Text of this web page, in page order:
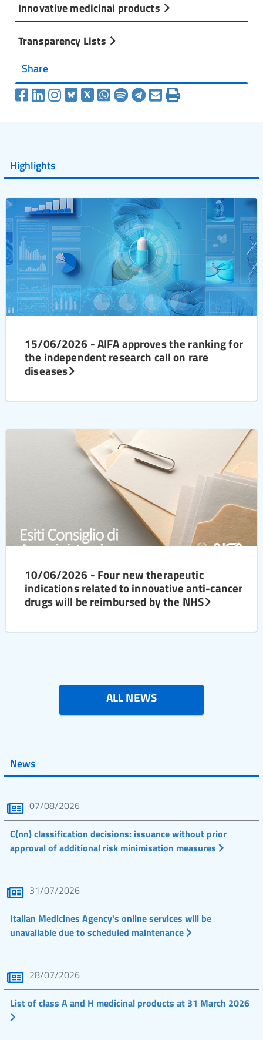
Innovative medicinal products
Transparency Lists
Share
Highlights
15/06/2026 - AIFA approves the ranking for
the independent research call on rare
diseases
10/06/2026 - Four new therapeutic
indications related to innovative anti-cancer
drugs will be reimbursed by the NHS
ALL NEWS
News
07/08/2026
C(nn) classification decisions: issuance without prior
approval of additional risk minimisation measures
31/07/2026
Italian Medicines Agency's online services will be
unavailable due to scheduled maintenance
28/07/2026
List of class A and H medicinal products at 31 March 2026